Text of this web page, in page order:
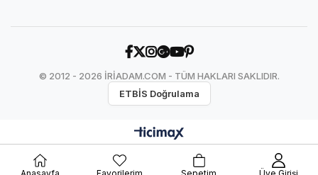
© 2012 - 2026 İRİADAM.COM - TÜM HAKLARI SAKLIDIR.
ETBİS Doğrulama